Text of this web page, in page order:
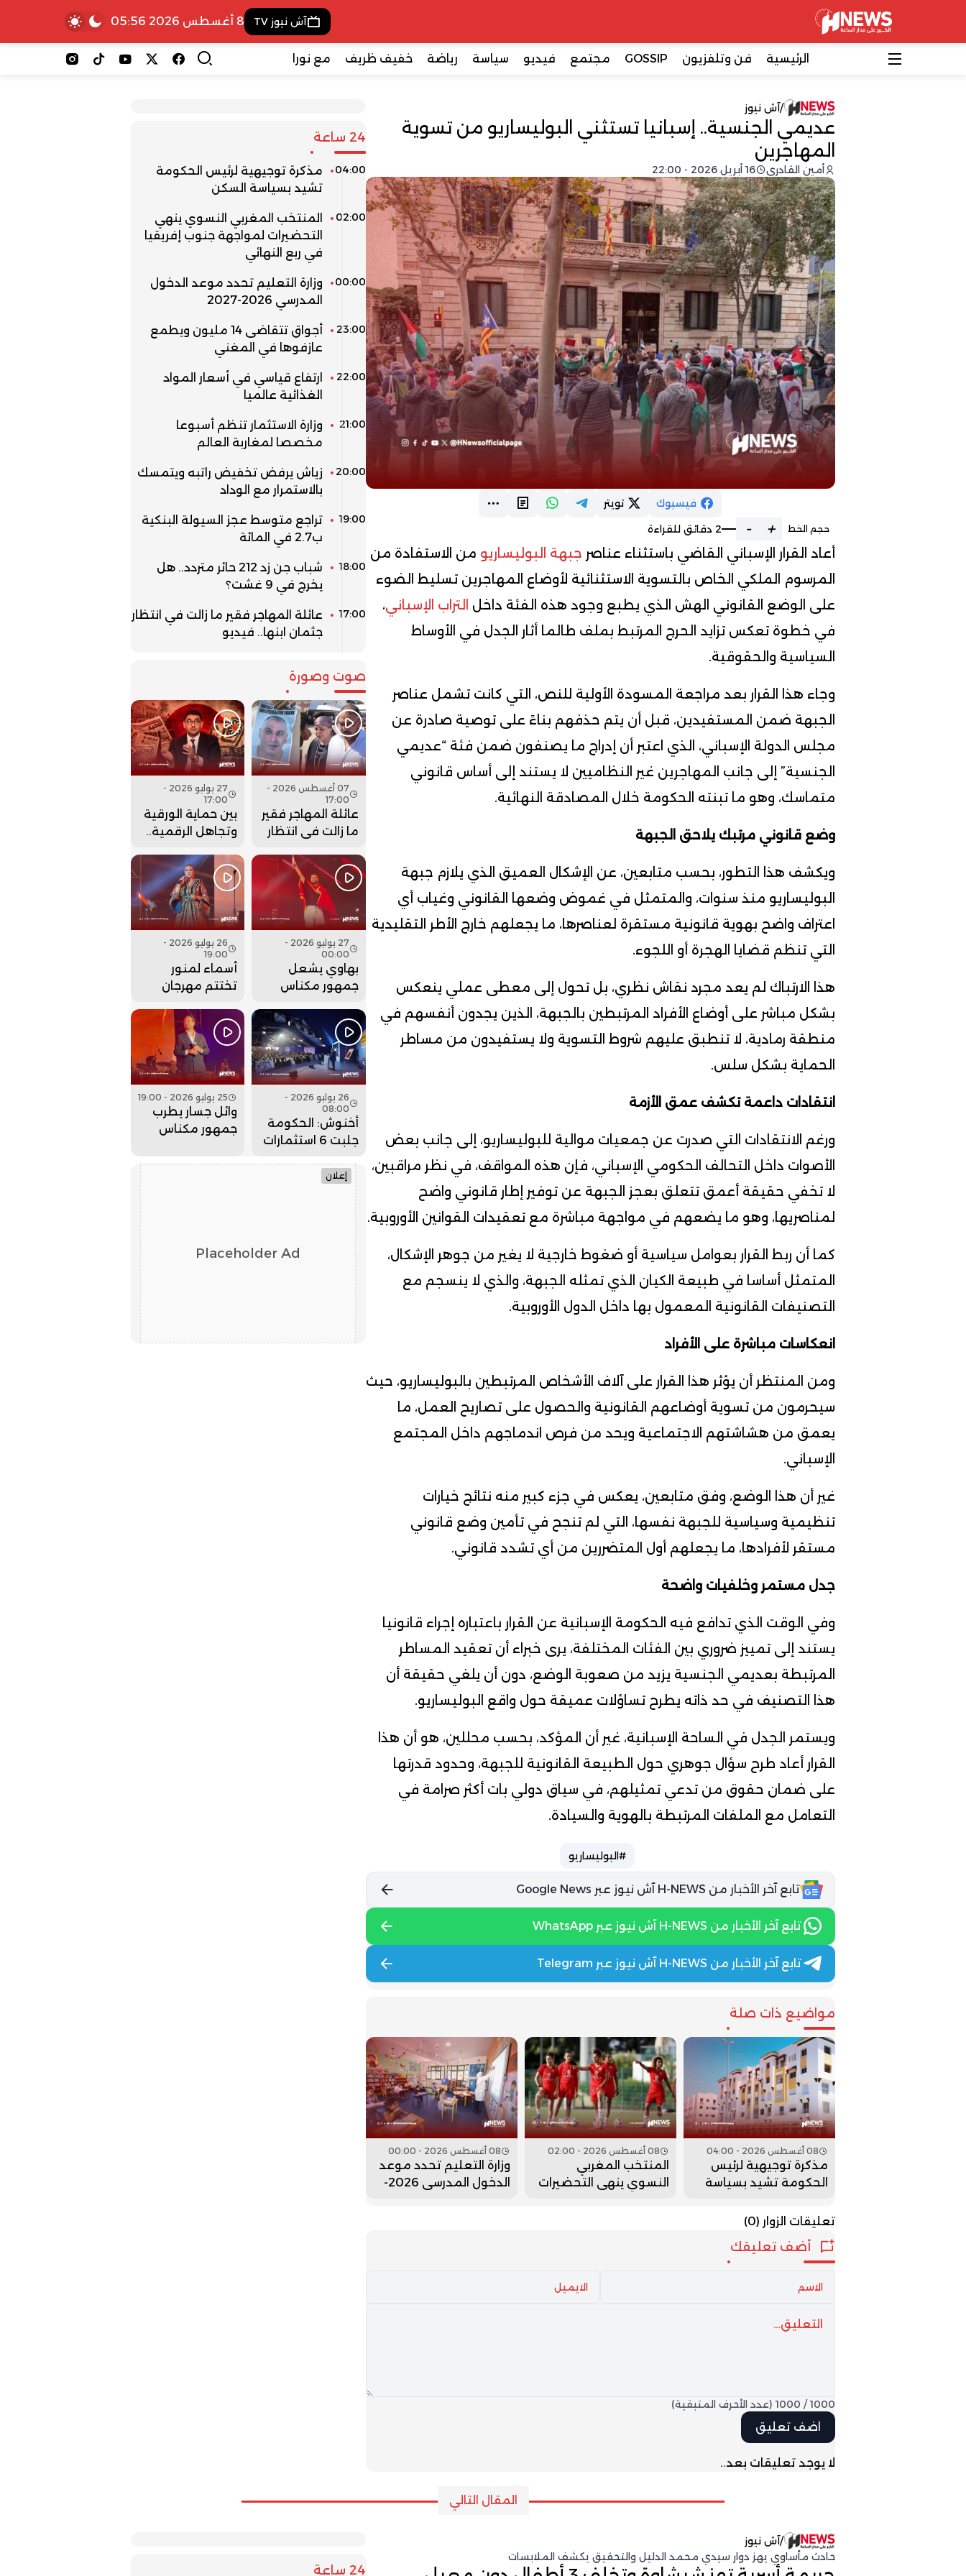
آش نيوز TV 8 أغسطس 2026 05:56
الرئيسية فن وتلفزيون GOSSIP مجتمع فيديو سياسة رياضة خفيف ظريف مع نورا
/آش نيوز
عديمي الجنسية.. إسبانيا تستثني البوليساريو من تسوية
المهاجرين
أمين القادري 16 أبريل 2026 - 22:00
فيسبوك تويتر
حجم الخط +
- 2 دقائق للقراءة
أعاد القرار الإسباني القاضي باستثناء عناصر جبهة البوليساريو من الاستفادة من
المرسوم الملكي الخاص بالتسوية الاستثنائية لأوضاع المهاجرين تسليط الضوء
على الوضع القانوني الهش الذي يطبع وجود هذه الفئة داخل التراب الإسباني،
في خطوة تعكس تزايد الحرج المرتبط بملف طالما أثار الجدل في الأوساط
السياسية والحقوقية.
وجاء هذا القرار بعد مراجعة المسودة الأولية للنص، التي كانت تشمل عناصر
الجبهة ضمن المستفيدين، قبل أن يتم حذفهم بناءً على توصية صادرة عن
مجلس الدولة الإسباني، الذي اعتبر أن إدراج ما يصنفون ضمن فئة “عديمي
الجنسية” إلى جانب المهاجرين غير النظاميين لا يستند إلى أساس قانوني
متماسك، وهو ما تبنته الحكومة خلال المصادقة النهائية.
وضع قانوني مرتبك يلاحق الجبهة
ويكشف هذا التطور، بحسب متابعين، عن الإشكال العميق الذي يلازم جبهة
البوليساريو منذ سنوات، والمتمثل في غموض وضعها القانوني وغياب أي
اعتراف واضح بهوية قانونية مستقرة لعناصرها، ما يجعلهم خارج الأطر التقليدية
التي تنظم قضايا الهجرة أو اللجوء.
هذا الارتباك لم يعد مجرد نقاش نظري، بل تحول إلى معطى عملي ينعكس
بشكل مباشر على أوضاع الأفراد المرتبطين بالجبهة، الذين يجدون أنفسهم في
منطقة رمادية، لا تنطبق عليهم شروط التسوية ولا يستفيدون من مساطر
الحماية بشكل سلس.
انتقادات داعمة تكشف عمق الأزمة
ورغم الانتقادات التي صدرت عن جمعيات موالية للبوليساريو، إلى جانب بعض
الأصوات داخل التحالف الحكومي الإسباني، فإن هذه المواقف، في نظر مراقبين،
لا تخفي حقيقة أعمق تتعلق بعجز الجبهة عن توفير إطار قانوني واضح
لمناصريها، وهو ما يضعهم في مواجهة مباشرة مع تعقيدات القوانين الأوروبية.
كما أن ربط القرار بعوامل سياسية أو ضغوط خارجية لا يغير من جوهر الإشكال،
المتمثل أساسا في طبيعة الكيان الذي تمثله الجبهة، والذي لا ينسجم مع
التصنيفات القانونية المعمول بها داخل الدول الأوروبية.
انعكاسات مباشرة على الأفراد
ومن المنتظر أن يؤثر هذا القرار على آلاف الأشخاص المرتبطين بالبوليساريو، حيث
سيحرمون من تسوية أوضاعهم القانونية والحصول على تصاريح العمل، ما
يعمق من هشاشتهم الاجتماعية ويحد من فرص اندماجهم داخل المجتمع
الإسباني.
غير أن هذا الوضع، وفق متابعين، يعكس في جزء كبير منه نتائج خيارات
تنظيمية وسياسية للجبهة نفسها، التي لم تنجح في تأمين وضع قانوني
مستقر لأفرادها، ما يجعلهم أول المتضررين من أي تشدد قانوني.
جدل مستمر وخلفيات واضحة
وفي الوقت الذي تدافع فيه الحكومة الإسبانية عن القرار باعتباره إجراء قانونيا
يستند إلى تمييز ضروري بين الفئات المختلفة، يرى خبراء أن تعقيد المساطر
المرتبطة بعديمي الجنسية يزيد من صعوبة الوضع، دون أن يلغي حقيقة أن
هذا التصنيف في حد ذاته يطرح تساؤلات عميقة حول واقع البوليساريو.
ويستمر الجدل في الساحة الإسبانية، غير أن المؤكد، بحسب محللين، هو أن هذا
القرار أعاد طرح سؤال جوهري حول الطبيعة القانونية للجبهة، وحدود قدرتها
على ضمان حقوق من تدعي تمثيلهم، في سياق دولي بات أكثر صرامة في
التعامل مع الملفات المرتبطة بالهوية والسيادة.
#البوليساريو
تابع آخر الأخبار من H-NEWS آش نيوز عبر Google News
تابع آخر الأخبار من H-NEWS آش نيوز عبر WhatsApp
تابع آخر الأخبار من H-NEWS آش نيوز عبر Telegram
مواضيع ذات صلة
08 أغسطس 2026 - 04:00
مذكرة توجيهية لرئيس
الحكومة تشيد بسياسة
08 أغسطس 2026 - 02:00
المنتخب المغربي
النسوي ينهي التحضيرات
08 أغسطس 2026 - 00:00
وزارة التعليم تحدد موعد
الدخول المدرسي 2026-
تعليقات الزوار (0)
أضف تعليقك
1000
/
1000 (عدد الأحرف المتبقية)
لا يوجد تعليقات بعد..
24 ساعة
04:00
مذكرة توجيهية لرئيس الحكومة
تشيد بسياسة السكن
02:00
المنتخب المغربي النسوي ينهي
التحضيرات لمواجهة جنوب إفريقيا
في ربع النهائي
00:00
وزارة التعليم تحدد موعد الدخول
المدرسي 2026-2027
23:00
أجواق تتقاضى 14 مليون ويطمع
عازفوها في المغني
22:00
ارتفاع قياسي في أسعار المواد
الغذائية عالميا
21:00
وزارة الاستثمار تنظم أسبوعا
مخصصا لمغاربة العالم
20:00
زياش يرفض تخفيض راتبه ويتمسك
بالاستمرار مع الوداد
19:00
تراجع متوسط عجز السيولة البنكية
ب2.7 في المائة
18:00
شباب جن زد 212 حائر متردد.. هل
يخرج في 9 غشت؟
17:00
عائلة المهاجر فقير ما زالت في انتظار
جثمان ابنها.. فيديو
صوت وصورة
07 أغسطس 2026 -
17:00
عائلة المهاجر فقير
ما زالت في انتظار
فيديو
27 يوليو 2026 -
17:00
بين حماية الورقية
وتجاهل الرقمية..
بنسعيد عقارب
الساعة إلى الوراء؟
27 يوليو 2026 -
00:00
بهاوي يشعل
جمهور مكناس
عيساوة.. فيديو
26 يوليو 2026 -
19:00
أسماء لمنور
تختتم مهرجان
جماهيري كبير..
فيديو
26 يوليو 2026 -
08:00
أخنوش: الحكومة
جلبت 6 استثمارات
وادي الذهب
25 يوليو 2026 - 19:00
وائل جسار يطرب
جمهور مكناس
فيديو
إعلان
Placeholder Ad
المقال التالي
/آش نيوز
حادث مأساوي يهز دوار سيدي محمد الدليل والتحقيق يكشف الملابسات
24 ساعة